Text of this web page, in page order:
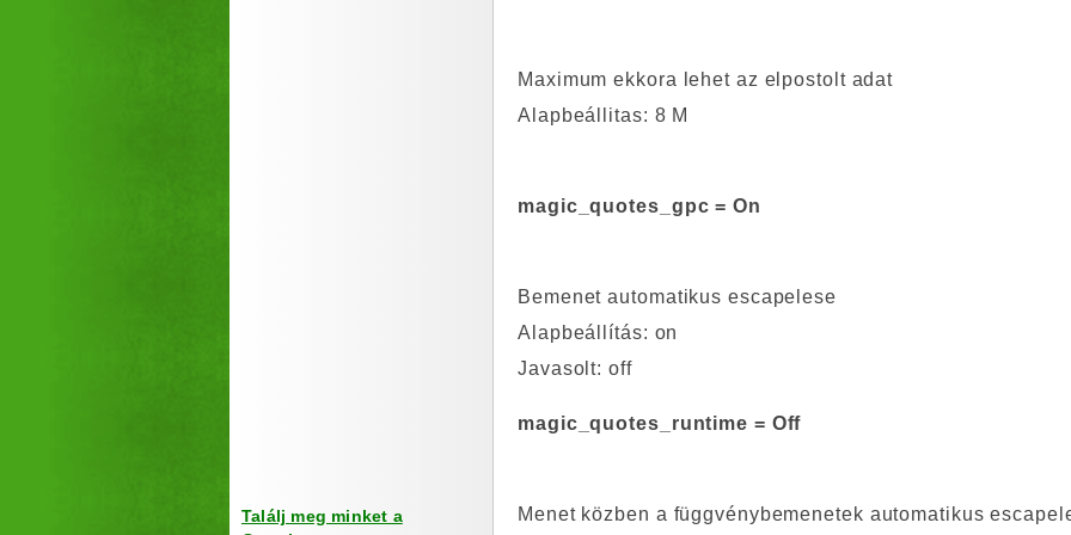
Találj meg minket a
Maximum ekkora lehet az elpostolt adat
Alapbeállitas: 8 M
magic_quotes_gpc = On
Bemenet automatikus escapelese
Alapbeállítás: on
Javasolt: off
magic_quotes_runtime = Off
Menet közben a függvénybemenetek automatikus